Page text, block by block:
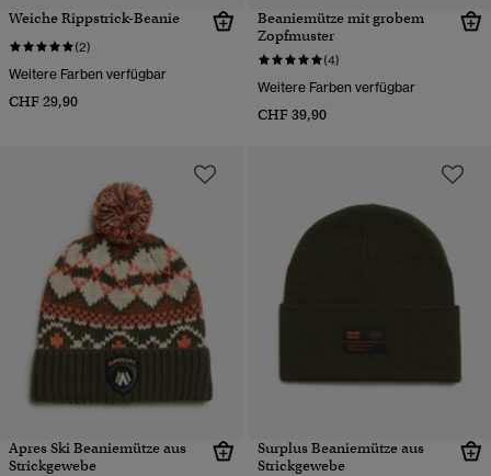
Weiche Rippstrick-Beanie
(2)
Weitere Farben verfügbar
CHF 29,90
Beaniemütze mit grobem
Zopfmuster
(4)
Weitere Farben verfügbar
CHF 39,90
Apres Ski Beaniemütze aus
Strickgewebe
Surplus Beaniemütze aus
Strickgewebe